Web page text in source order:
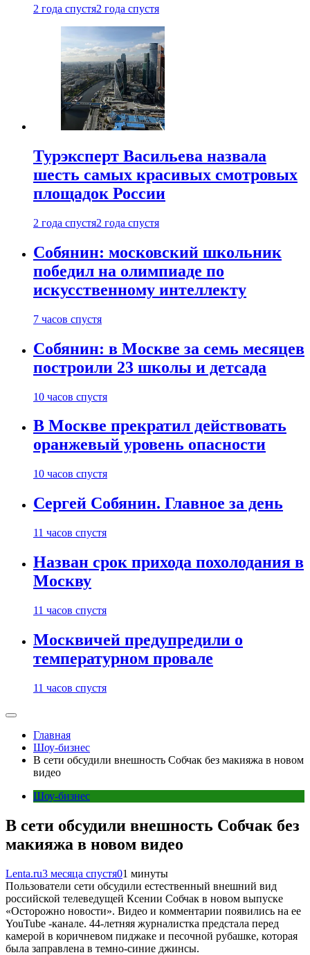
2 года спустя2 года спустя
Турэксперт Васильева назвала
шесть самых красивых смотровых
площадок России
2 года спустя2 года спустя
Собянин: московский школьник
победил на олимпиаде по
искусственному интеллекту
7 часов спустя
Собянин: в Москве за семь месяцев
построили 23 школы и детсада
10 часов спустя
В Москве прекратил действовать
оранжевый уровень опасности
10 часов спустя
Сергей Собянин. Главное за день
11 часов спустя
Назван срок прихода похолодания в
Москву
11 часов спустя
Москвичей предупредили о
температурном провале
11 часов спустя
Главная
Шоу-бизнес
В сети обсудили внешность Собчак без макияжа в новом
видео
Шоу-бизнес
В сети обсудили внешность Собчак без
макияжа в новом видео
Lenta.ru3 месяца спустя01 минуты
Пользователи сети обсудили естественный внешний вид
российской телеведущей Ксении Собчак в новом выпуске
«Осторожно новости». Видео и комментарии появились на ее
YouTube -канале. 44-летняя журналистка предстала перед
камерой в коричневом пиджаке и песочной рубашке, которая
была заправлена в темно-синие джинсы.